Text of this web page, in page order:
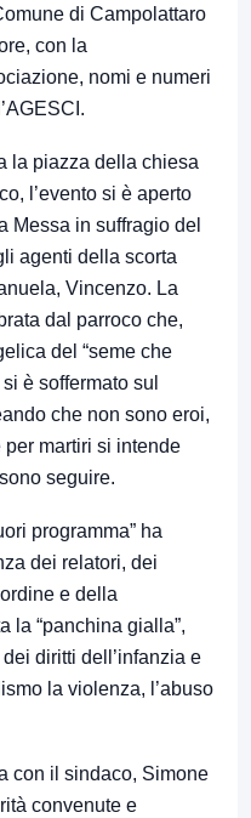
di Campolattaro
con la
nomi e numeri
la piazza della chiesa
l’evento si è aperto
Messa in suffragio del
agenti della scorta
Vincenzo. La
dal parroco che,
del “seme che
è soffermato sul
che non sono eroi,
martiri si intende
seguire.
programma” ha
dei relatori, dei
e della
la “panchina gialla”,
diritti dell’infanzia e
la violenza, l’abuso
con il sindaco, Simone
convenute e